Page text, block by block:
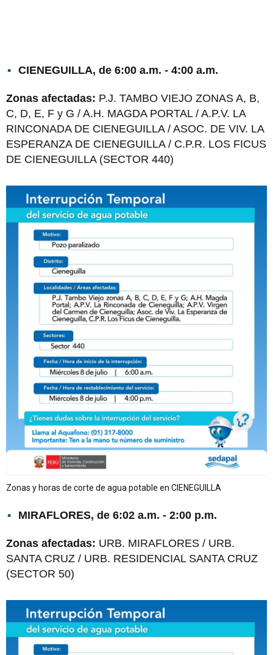
CIENEGUILLA, de 6:00 a.m. - 4:00 a.m.
Zonas afectadas: P.J. TAMBO VIEJO ZONAS A, B,
C, D, E, F y G / A.H. MAGDA PORTAL / A.P.V. LA
RINCONADA DE CIENEGUILLA / ASOC. DE VIV. LA
ESPERANZA DE CIENEGUILLA / C.P.R. LOS FICUS
DE CIENEGUILLA (SECTOR 440)
Zonas y horas de corte de agua potable en CIENEGUILLA
MIRAFLORES, de 6:02 a.m. - 2:00 p.m.
Zonas afectadas: URB. MIRAFLORES / URB.
SANTA CRUZ / URB. RESIDENCIAL SANTA CRUZ
(SECTOR 50)